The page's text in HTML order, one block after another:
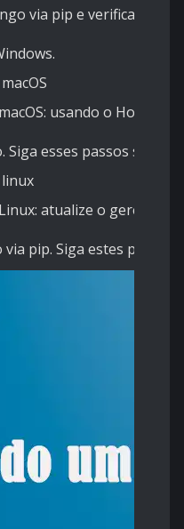
via pip e verificação
usando o
Siga esses passos
atualize o
pip. Siga estes